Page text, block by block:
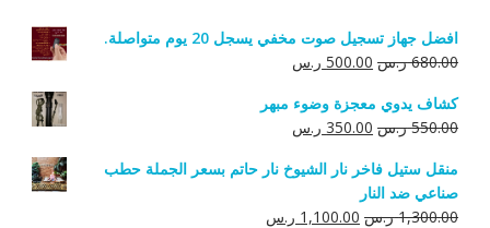
افضل جهاز تسجيل صوت مخفي يسجل 20 يوم متواصلة.
680.00 ر.س السعر
هو:
680.00 ر.س.
500.00 ر.سالسعر
هو:
500.00 ر.س.
كشاف يدوي معجزة وضوء مبهر
550.00 ر.س السعر
هو:
550.00 ر.س.
350.00 ر.سالسعر
هو:
منقل ستيل فاخر نار الشيوخ نار حاتم بسعر الجملة حطب
صناعي ضد النار
1,300.00 ر.س السعر
1,100.00 ر.سالسعر